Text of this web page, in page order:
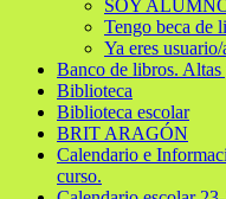
SOY
Tengo beca de
Ya eres
Banco de libros. Altas
Biblioteca
Biblioteca escolar
BRIT ARAGÓN
Calendario e
curso.